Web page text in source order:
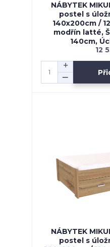
NÁBYTEK
postel s
140x200cm /
modřín latté,
140cm,
12
NÁBYTEK
postel s